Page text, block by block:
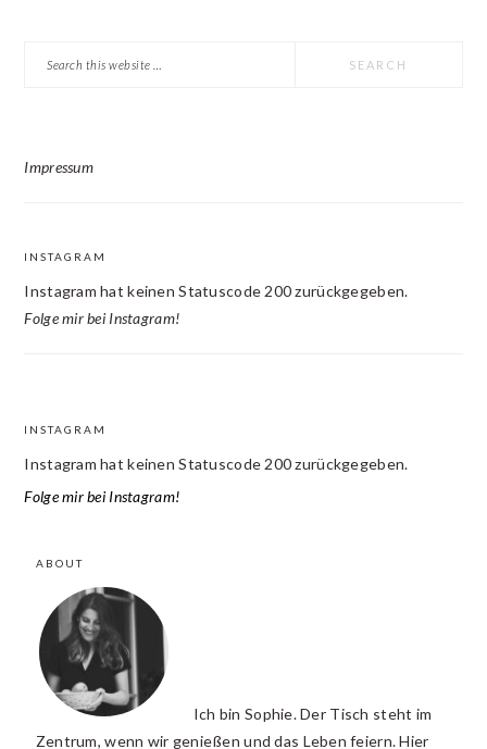
Impressum
INSTAGRAM
Instagram hat keinen Statuscode 200 zurückgegeben.
Folge mir bei Instagram!
FOOTER
INSTAGRAM
Instagram hat keinen Statuscode 200 zurückgegeben.
Folge mir bei Instagram!
ABOUT
Ich bin Sophie. Der Tisch steht im
Zentrum, wenn wir genießen und das Leben feiern. Hier